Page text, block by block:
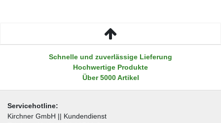
Schnelle und zuverlässige Lieferung
Hochwertige Produkte
Über 5000 Artikel
Servicehotline:
Kirchner GmbH || Kundendienst